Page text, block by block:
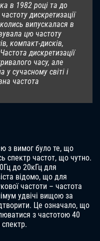
в 1982 році та до
дискретизації
випускалася в
цю частоту
компакт-дисків,
дискретизації
часу, але
у сучасному світі і
частота
з вимог було те, що
спектр частот, що чутно.
до 20кГц для
відомо, що для
частоти – частота
удвічі вищою за
Це означало, що
з частотою 40